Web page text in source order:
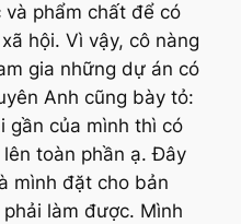
phẩm chất để có
hội. Vì vậy, cô nàng
gia những dự án có
Anh cũng bày tỏ:
gần của mình thì có
toàn phần ạ. Đây
mình đặt cho bản
làm được. Mình